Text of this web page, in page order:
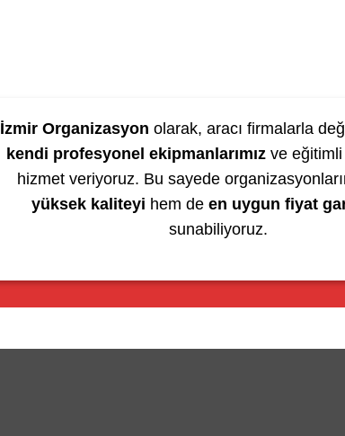
İzmir Organizasyon olarak, aracı firmalarla
kendi profesyonel ekipmanlarımızve eğitimli
hizmet veriyoruz. Bu sayede
yüksek kaliteyi hem de en uygun fiyat
sunabiliyoruz.